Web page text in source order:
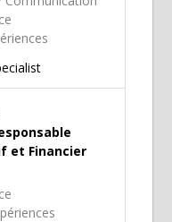
et Financier